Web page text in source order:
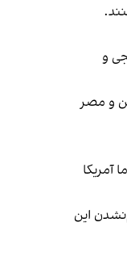
و
و مصر
کرد؛ اما آمریکا
این